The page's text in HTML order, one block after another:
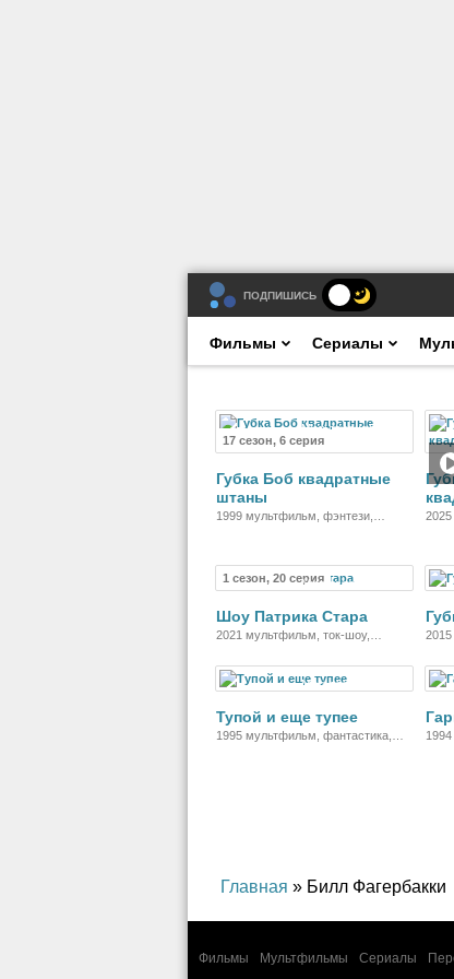
ПОДПИШИСЬ
Фильмы Сериалы
17 сезон, 6 серия
Мультсериал
Губка Боб квадратные
штаны
1999 мультфильм, фэнтези,
1 сезон, 20 серияМультсериал
Шоу Патрика Стара
2021 мультфильм, ток-шоу,
Мультсериал
Тупой и еще тупее
1995 мультфильм, фантастика,
Главная » Билл Фагербакки
Фильмы Мультфильмы Сериалы